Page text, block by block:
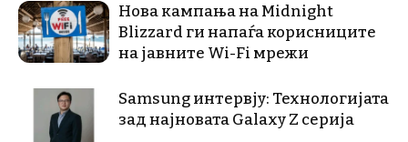
Нова кампања на Midnight
Blizzard ги напаѓа корисниците
на јавните Wi-Fi мрежи
Samsung интервју: Технологијата
зад најновата Galaxy Z серија